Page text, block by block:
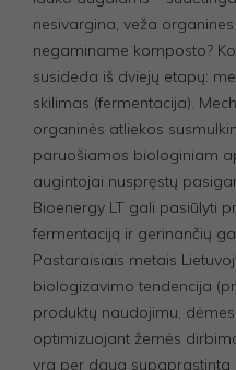
nesivargina, veža
negaminame komposto?
susideda iš dviejų etapų:
skilimas (fermentacija).
organinės atliekos
paruošiamos biologiniam
augintojai nuspręstų
Bioenergy LT gali pasiūlyti
fermentaciją ir gerinančių
Pastaraisiais metais
biologizavimo tendencija
produktų naudojimu,
optimizuojant žemės
yra per daug supaprastinta